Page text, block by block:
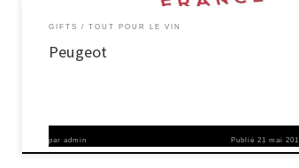
GIFTS TOUT POUR LE VIN
Peugeot
par admin Publié21 mai